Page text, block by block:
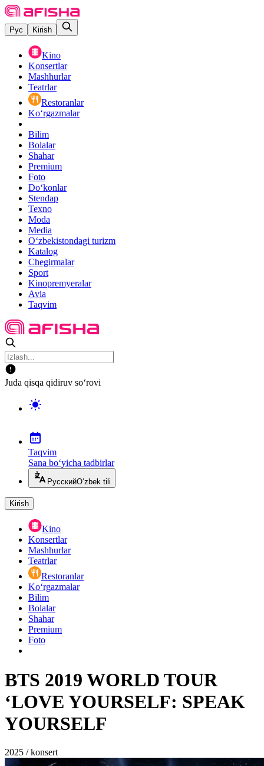
Рус Kirish
Kino
Konsertlar
Mashhurlar
Teatrlar
Restoranlar
Ko‘rgazmalar
Bilim
Bolalar
Shahar
Premium
Foto
Do‘konlar
Stendap
Texno
Moda
Media
O‘zbekistondagi turizm
Katalog
Chegirmalar
Sport
Kinopremyeralar
Avia
Taqvim
Juda qisqa qidiruv so‘rovi
Taqvim
Sana bo‘yicha tadbirlar
РусскийO‘zbek tili
Kirish
Kino
Konsertlar
Mashhurlar
Teatrlar
Restoranlar
Ko‘rgazmalar
Bilim
Bolalar
Shahar
Premium
Foto
BTS 2019 WORLD TOUR
‘LOVE YOURSELF: SPEAK
YOURSELF
2025 / konsert